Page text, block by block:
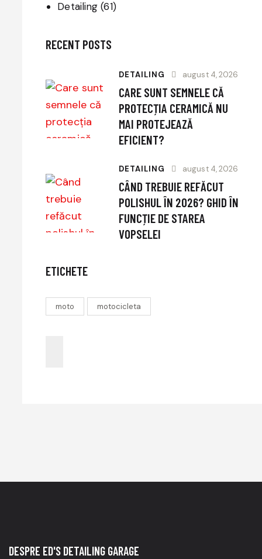
Detailing (61)
RECENT POSTS
DETAILING august 4, 2026
CARE SUNT SEMNELE CĂ
PROTECȚIA CERAMICĂ NU
MAI PROTEJEAZĂ
EFICIENT?
DETAILING august 4, 2026
CÂND TREBUIE REFĂCUT
POLISHUL ÎN 2026? GHID ÎN
FUNCȚIE DE STAREA
VOPSELEI
ETICHETE
moto motocicleta
DESPRE ED'S DETAILING GARAGE